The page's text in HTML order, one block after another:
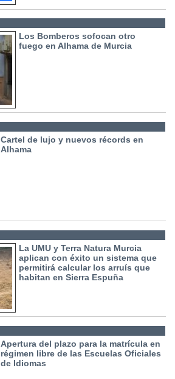
Los Bomberos sofocan otro
fuego en Alhama de Murcia
Cartel de lujo y nuevos récords en
Alhama
La UMU y Terra Natura Murcia
aplican con éxito un sistema que
permitirá calcular los arruís que
habitan en Sierra Espuña
Apertura del plazo para la matrícula en
régimen libre de las Escuelas Oficiales
de Idiomas